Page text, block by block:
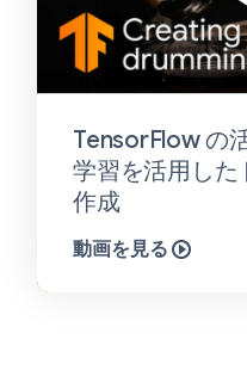
TensorFlow の
学習を活用した
作成
動画を見る